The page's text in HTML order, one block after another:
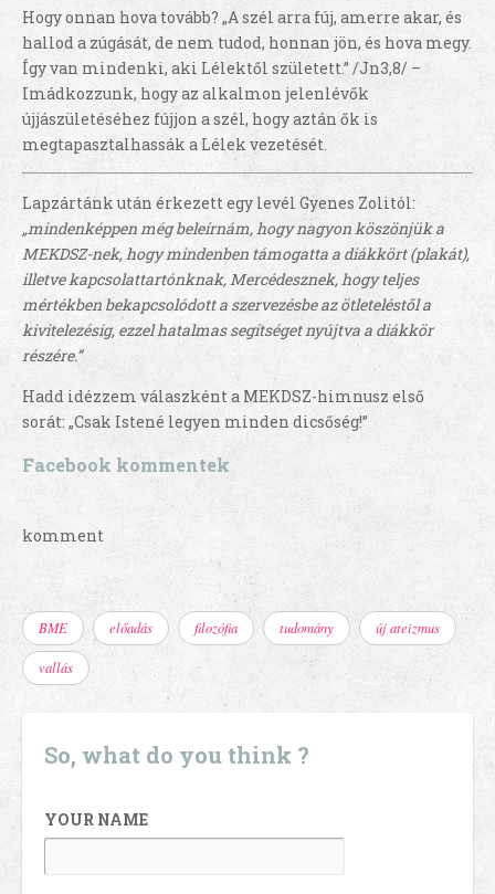
Hogy onnan hova tovább? „A szél arra fúj, amerre akar, és
hallod a zúgását, de nem tudod, honnan jön, és hova megy.
Így van mindenki, aki Lélektől született.” /Jn3,8/ –
Imádkozzunk, hogy az alkalmon jelenlévők
újjászületéséhez fújjon a szél, hogy aztán ők is
megtapasztalhassák a Lélek vezetését.
Lapzártánk után érkezett egy levél Gyenes Zolitól:
„mindenképpen még beleírnám, hogy nagyon köszönjük a
MEKDSZ-nek, hogy mindenben támogatta a diákkört (plakát),
illetve kapcsolattartónknak, Mercédesznek, hogy teljes
mértékben bekapcsolódott a szervezésbe az ötleteléstől a
kivitelezésig, ezzel hatalmas segítséget nyújtva a diákkör
részére.”
Hadd idézzem válaszként a MEKDSZ-himnusz első
sorát: „Csak Istené legyen minden dicsőség!”
Facebook kommentek
komment
BME előadás filozófia tudomány új ateizmus
vallás
So, what do you think ?
YOUR NAME